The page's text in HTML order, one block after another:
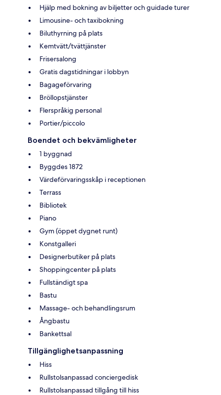
Hjälp med bokning av biljetter och guidade turer
Limousine- och taxibokning
Biluthyrning på plats
Kemtvätt/tvättjänster
Frisersalong
Gratis dagstidningar i lobbyn
Bagageförvaring
Bröllopstjänster
Flerspråkig personal
Portier/piccolo
Boendet och bekvämligheter
1 byggnad
Byggdes 1872
Värdeförvaringsskåp i receptionen
Terrass
Bibliotek
Piano
Gym (öppet dygnet runt)
Konstgalleri
Designerbutiker på plats
Shoppingcenter på plats
Fullständigt spa
Bastu
Massage- och behandlingsrum
Ångbastu
Bankettsal
Tillgänglighetsanpassning
Hiss
Rullstolsanpassad conciergedisk
Rullstolsanpassad tillgång till hiss